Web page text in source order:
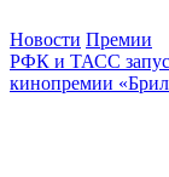
Новости Премии
РФК и ТАСС
кинопремии